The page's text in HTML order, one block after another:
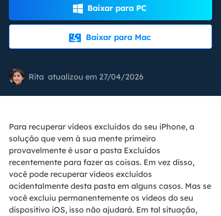
 Baixar para PC
 Baixar para Mac
Rita atualizou em 27/04/2026
Para recuperar vídeos excluídos do seu iPhone, a
solução que vem à sua mente primeiro
provavelmente é usar a pasta Excluídos
recentemente para fazer as coisas. Em vez disso,
você pode recuperar vídeos excluídos
acidentalmente desta pasta em alguns casos. Mas se
você excluiu permanentemente os vídeos do seu
dispositivo iOS, isso não ajudará. Em tal situação,